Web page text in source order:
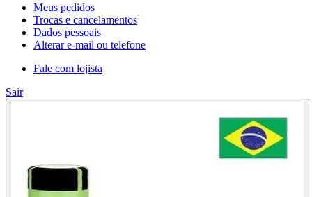
Meus pedidos
Trocas e cancelamentos
Dados pessoais
Alterar e-mail ou telefone
Fale com lojista
Sair